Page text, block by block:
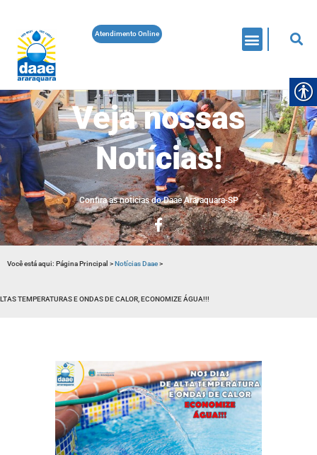
Atendimento Online
Veja nossas
Notícias!
Confira as noticias do Daae Araraquara-SP
Você está aqui: Página Principal >Notícias Daae>
TEMPERATURAS E ONDAS DE CALOR, ECONOMIZE ÁGUA!!!